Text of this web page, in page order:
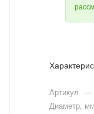
Артикул —
Диаметр, мм